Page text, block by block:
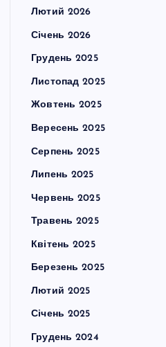
Лютий 2026
Січень 2026
Грудень 2025
Листопад 2025
Жовтень 2025
Вересень 2025
Серпень 2025
Липень 2025
Червень 2025
Травень 2025
Квітень 2025
Березень 2025
Лютий 2025
Січень 2025
Грудень 2024